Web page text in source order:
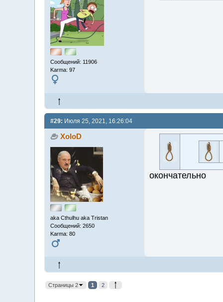
Сообщений: 11906
Karma: 97
#29: Июля 25, 2021, 16:26:04
XoloD
aka Cthulhu aka Tristan
Сообщений: 2650
Karma: 80
окончательно
Страницы 2 1 2